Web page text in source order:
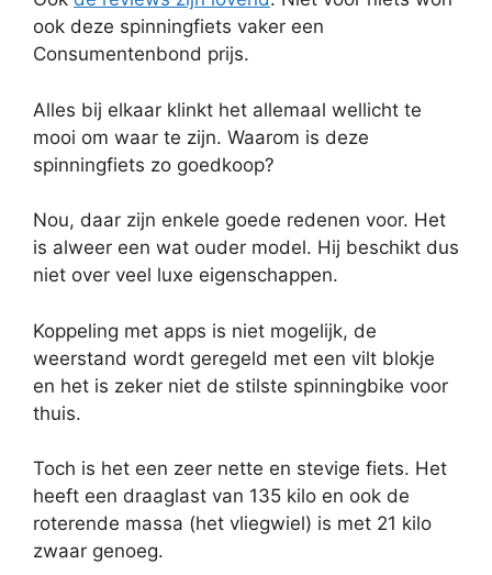
ook deze spinningfiets vaker een
Consumentenbond prijs.
Alles bij elkaar klinkt het allemaal wellicht te
mooi om waar te zijn. Waarom is deze
spinningfiets zo goedkoop?
Nou, daar zijn enkele goede redenen voor. Het
is alweer een wat ouder model. Hij beschikt dus
niet over veel luxe eigenschappen.
Koppeling met apps is niet mogelijk, de
weerstand wordt geregeld met een vilt blokje
en het is zeker niet de stilste spinningbike voor
thuis.
Toch is het een zeer nette en stevige fiets. Het
heeft een draaglast van 135 kilo en ook de
roterende massa (het vliegwiel) is met 21 kilo
zwaar genoeg.